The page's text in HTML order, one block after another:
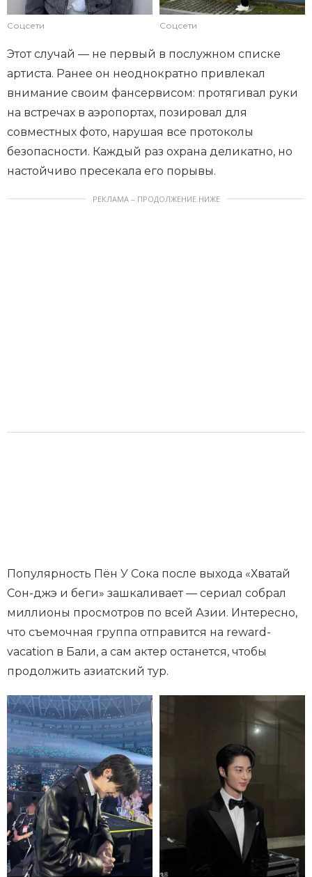
Соцсети Соцсети
Этот случай — не первый в послужном списке
артиста. Ранее он неоднократно привлекал
внимание своим фансервисом: протягивал руки
на встречах в аэропортах, позировал для
совместных фото, нарушая все протоколы
безопасности. Каждый раз охрана деликатно, но
настойчиво пресекала его порывы.
РЕКЛАМА – ПРОДОЛЖЕНИЕ НИЖЕ
Популярность Пён У Сока после выхода «Хватай
Сон-джэ и беги» зашкаливает — сериал собрал
миллионы просмотров по всей Азии. Интересно,
что съемочная группа отправится на reward-
vacation в Бали, а сам актер останется, чтобы
продолжить азиатский тур.